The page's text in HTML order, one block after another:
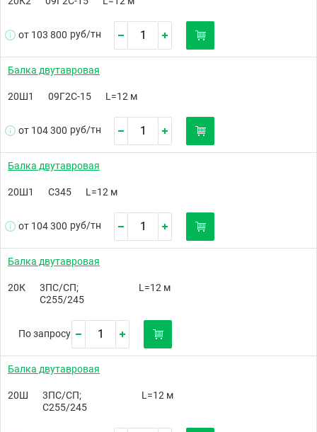
от 103 800 руб/тн
Балка двутавровая
20Ш1 09Г2С-15 L=12 м
от 104 300 руб/тн
Балка двутавровая
20Ш1 С345 L=12 м
от 104 300 руб/тн
Балка двутавровая
20К
3ПС/СП;
С255/245
L=12 м
По запросу
Балка двутавровая
20Ш
3ПС/СП;
С255/245
L=12 м